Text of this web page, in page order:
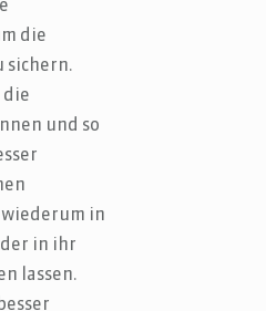
die
sichern.
die
und so
in
in ihr
lassen.